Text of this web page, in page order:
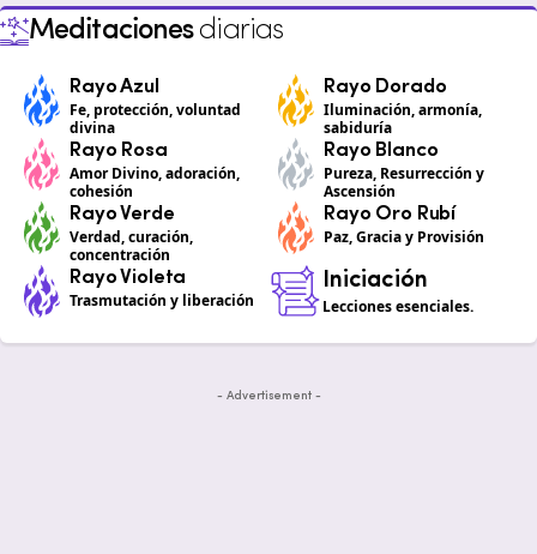
Meditacionesdiarias
Rayo Azul
Fe, protección, voluntad
divina
Rayo Dorado
Iluminación, armonía,
sabiduría
Rayo Rosa
Amor Divino, adoración,
cohesión
Rayo Blanco
Pureza, Resurrección y
Ascensión
Rayo Verde
Verdad, curación,
concentración
Rayo Oro Rubí
Paz, Gracia y Provisión
Rayo Violeta
Trasmutación y liberación
Iniciación
Lecciones esenciales.
- Advertisement -